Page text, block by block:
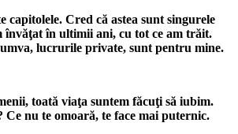
capitolele. Cred că astea sunt singurele
învăţat în ultimii ani, cu tot ce am trăit.
lucrurile private, sunt pentru mine.
toată viaţa suntem făcuţi să iubim.
Ce nu te omoară, te face mai puternic.